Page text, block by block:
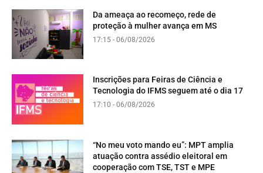
Da ameaça ao recomeço, rede de
proteção à mulher avança em MS
17:15 - 06/08/2026
Inscrições para Feiras de Ciência e
Tecnologia do IFMS seguem até o dia 17
17:10 - 06/08/2026
“No meu voto mando eu”: MPT amplia
atuação contra assédio eleitoral em
cooperação com TSE, TST e MPE